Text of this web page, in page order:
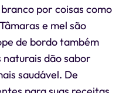
por coisas como
e mel são
de bordo também
dão sabor
saudável. De